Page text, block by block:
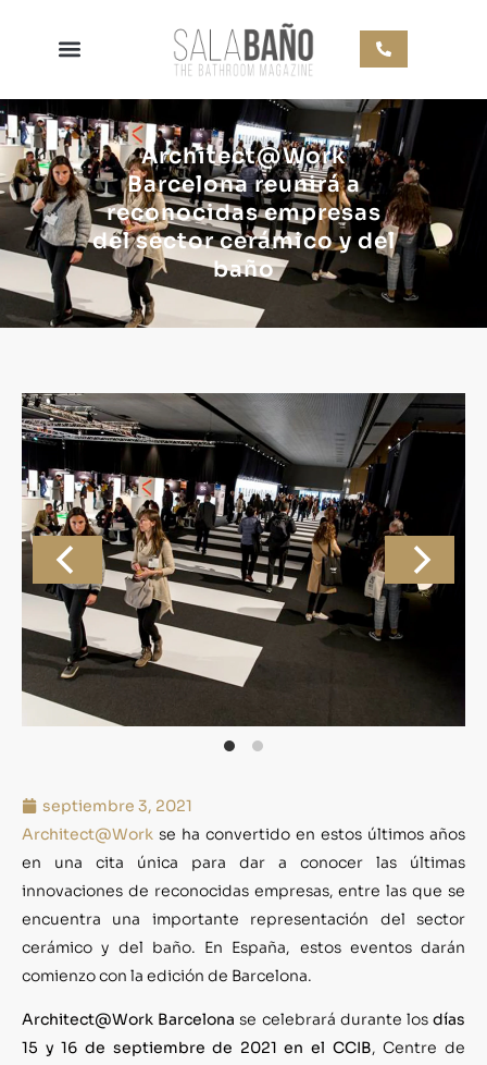
Architect@Work
Barcelona reunirá a
reconocidas empresas
del sector cerámico y del
baño
septiembre 3, 2021
Architect@Work se ha convertido en estos últimos años
en una cita única para dar a conocer las últimas
innovaciones de reconocidas empresas, entre las que se
encuentra una importante representación del sector
cerámico y del baño. En España, estos eventos darán
comienzo con la edición de Barcelona.
Architect@Work Barcelona se celebrará durante losdías
15 y 16 de septiembre de 2021 en el CCIB, Centre de